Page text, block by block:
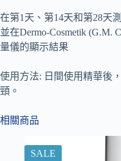
在第1天、第14天和第28天
並在Dermo-Cosmetik (G.M.
量儀的顯示結果
使用方法: 日間使用精華後
頸。
相關商品
SALE